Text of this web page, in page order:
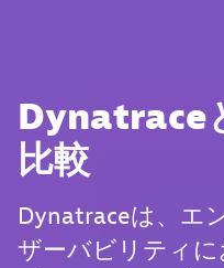
Dynatrace
比較
Dynatraceは、エ
ザーバビリティ